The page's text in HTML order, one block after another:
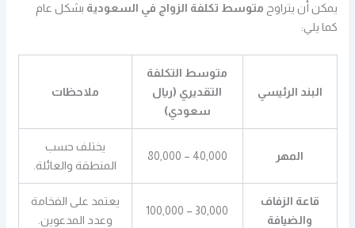
يمكن أن يتراوح متوسط تكلفة الزواج في السعودية بشكل عام
كما يلي:
البند الرئيسي
متوسط التكلفة
التقديري (ريال
سعودي)
ملاحظات
المهر 40,000 – 80,000
يختلف حسب
المنطقة والعائلة.
قاعة الزفاف
والضيافة
30,000 – 100,000
يعتمد على الفخامة
وعدد المدعوين.